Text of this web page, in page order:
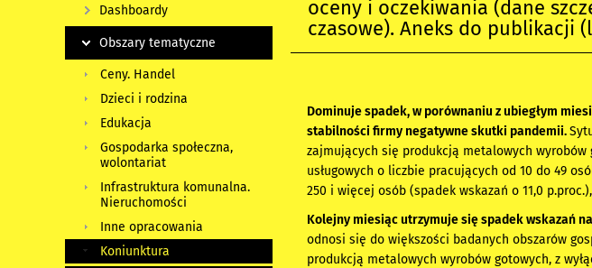
oceny i oczekiwania (dane
czasowe). Aneks do publikacji
Dominuje spadek, w porównaniu z ubiegłym
stabilności firmy negatywne skutki pandemii.
zajmujących się produkcją metalowych wyrobów
usługowych o liczbie pracujących od 10 do 49
250 i więcej osób (spadek wskazań o 11,0
Kolejny miesiąc utrzymuje się spadek wskazań
odnosi się do większości badanych obszarów
produkcją metalowych wyrobów gotowych, z
Dashboardy
Obszary tematyczne
Ceny. Handel
Dzieci i rodzina
Edukacja
Gospodarka społeczna,
wolontariat
Infrastruktura komunalna.
Nieruchomości
Inne opracowania
Koniunktura